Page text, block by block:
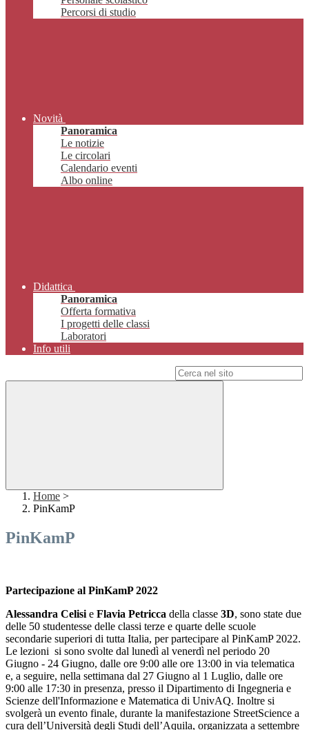
Percorsi di studio
Novità
Panoramica
Le notizie
Le circolari
Calendario eventi
Albo online
Didattica
Panoramica
Offerta formativa
I progetti delle classi
Laboratori
Info utili
Home >
PinKamP
PinKamP
Partecipazione al PinKamP 2022
Alessandra Celisi e Flavia Petricca della classe 3D, sono state due
delle 50 studentesse delle classi terze e quarte delle scuole
secondarie superiori di tutta Italia, per partecipare al PinKamP 2022.
Le lezioni si sono svolte dal lunedì al venerdì nel periodo 20
Giugno - 24 Giugno, dalle ore 9:00 alle ore 13:00 in via telematica
e, a seguire, nella settimana dal 27 Giugno al 1 Luglio, dalle ore
9:00 alle 17:30 in presenza, presso il Dipartimento di Ingegneria e
Scienze dell'Informazione e Matematica di UnivAQ. Inoltre si
svolgerà un evento finale, durante la manifestazione StreetScience a
cura dell’Università degli Studi dell’Aquila, organizzata a settembre